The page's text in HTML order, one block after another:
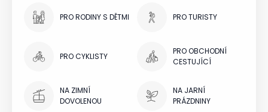
PRO RODINY S DĚTMI PRO TURISTY
PRO CYKLISTY
PRO OBCHODNÍ
CESTUJÍCÍ
NA ZIMNÍ
DOVOLENOU
NA JARNÍ
PRÁZDNINY